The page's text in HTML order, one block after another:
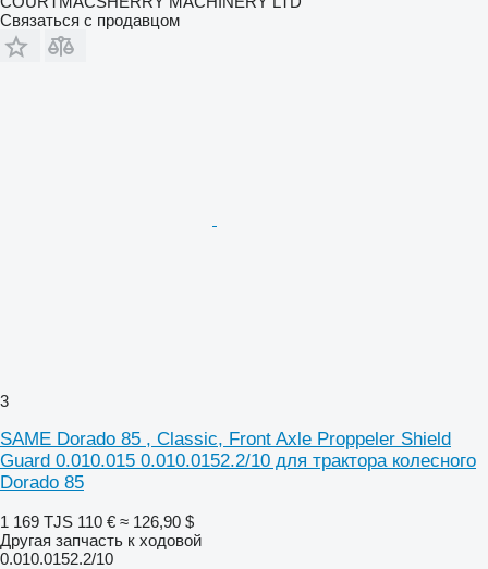
Связаться с продавцом
3
SAME Dorado 85 , Classic, Front Axle Proppeler Shield
Guard 0.010.015 0.010.0152.2/10 для трактора колесного
Dorado 85
1 169 TJS 110 € ≈ 126,90 $
Другая запчасть к ходовой
0.010.0152.2/10